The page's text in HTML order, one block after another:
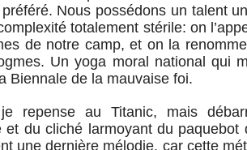
Nous possédons un talent
totalement stérile: on
de notre camp, et on la renomme
Un yoga moral national qui
Biennale de la mauvaise foi.
repense au Titanic, mais
et du cliché larmoyant du
une dernière mélodie, car cette